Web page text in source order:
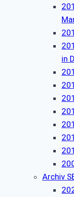
in
Archiv